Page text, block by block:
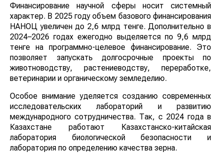
Финансирование научной сферы носит системный
характер. В 2025 году объем базового финансирования
НАНОЦ увеличен до 2,6 млрд тенге. Дополнительно в
2024–2026 годах ежегодно выделяется по 9,6 млрд
тенге на программно-целевое финансирование. Это
позволяет запускать долгосрочные проекты по
животноводству, растениеводству, переработке,
ветеринарии и органическому земледелию.
Особое внимание уделяется созданию современных
исследовательских лабораторий и развитию
международного сотрудничества. Так, с 2024 года в
Казахстане работают Казахстанско-китайская
лаборатория биологической безопасности и
лаборатория по определению качества зерна.